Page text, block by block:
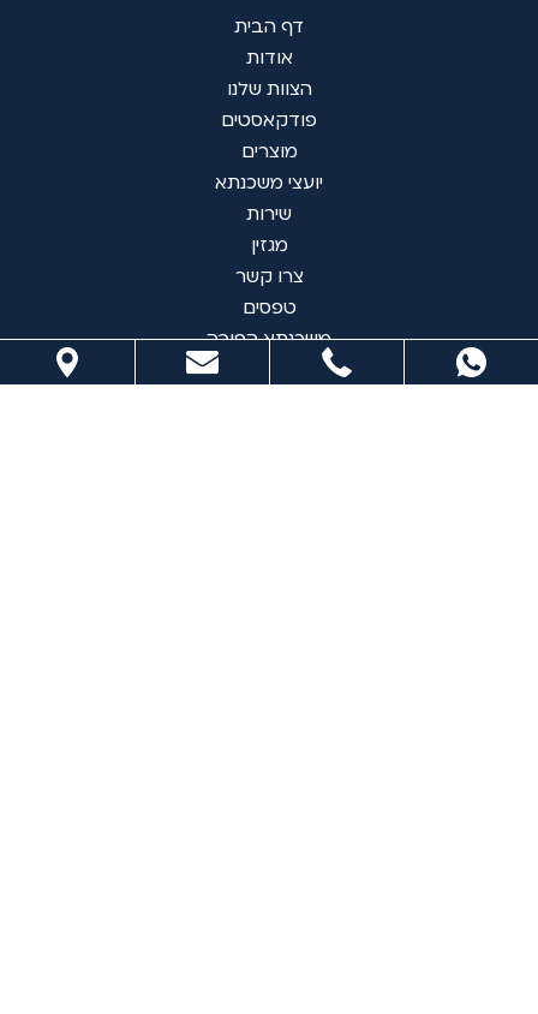
דף הבית
אודות
הצוות שלנו
פודקאסטים
מוצרים
יועצי משכנתא
שירות
מגזין
צרו קשר
טפסים
משכנתא הפוכה